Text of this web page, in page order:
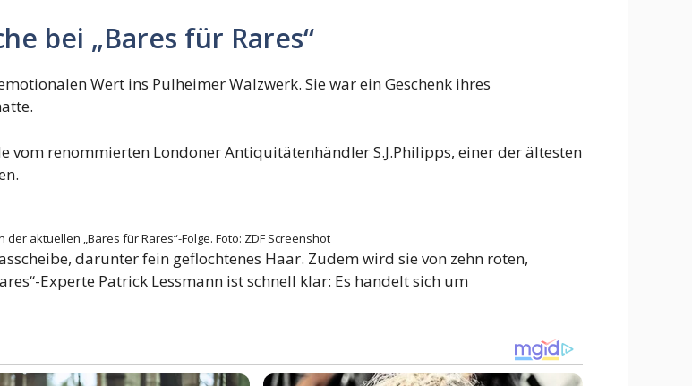
bei „Bares für Rares“
Wert ins Pulheimer Walzwerk. Sie war ein Geschenk ihres
vom renommierten Londoner Antiquitätenhändler S.J.Philipps, einer der ältesten
der aktuellen „Bares für Rares“-Folge. Foto: ZDF Screenshot
darunter fein geflochtenes Haar. Zudem wird sie von zehn roten,
Experte Patrick Lessmann ist schnell klar: Es handelt sich um